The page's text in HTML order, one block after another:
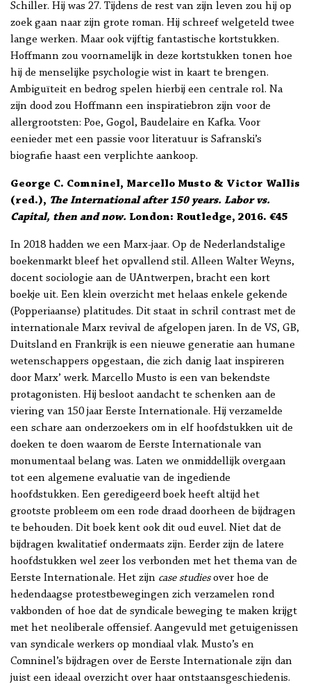
Schiller. Hij was 27. Tijdens de rest van zijn leven zou hij op
zoek gaan naar zijn grote roman. Hij schreef welgeteld twee
lange werken. Maar ook vijftig fantastische kortstukken.
Hoffmann zou voornamelijk in deze kortstukken tonen hoe
hij de menselijke psychologie wist in kaart te brengen.
Ambiguïteit en bedrog spelen hierbij een centrale rol. Na
zijn dood zou Hoffmann een inspiratiebron zijn voor de
allergrootsten: Poe, Gogol, Baudelaire en Kafka. Voor
eenieder met een passie voor literatuur is Safranski’s
biografie haast een verplichte aankoop.
George C. Comninel, Marcello Musto & Victor Wallis
(red.), The International after 150 years. Labor vs.
Capital, then and now. London: Routledge, 2016. €45
In 2018 hadden we een Marx-jaar. Op de Nederlandstalige
boekenmarkt bleef het opvallend stil. Alleen Walter Weyns,
docent sociologie aan de UAntwerpen, bracht een kort
boekje uit. Een klein overzicht met helaas enkele gekende
(Popperiaanse) platitudes. Dit staat in schril contrast met de
internationale Marx revival de afgelopen jaren. In de VS, GB,
Duitsland en Frankrijk is een nieuwe generatie aan humane
wetenschappers opgestaan, die zich danig laat inspireren
door Marx’ werk. Marcello Musto is een van bekendste
protagonisten. Hij besloot aandacht te schenken aan de
viering van 150 jaar Eerste Internationale. Hij verzamelde
een schare aan onderzoekers om in elf hoofdstukken uit de
doeken te doen waarom de Eerste Internationale van
monumentaal belang was. Laten we onmiddellijk overgaan
tot een algemene evaluatie van de ingediende
hoofdstukken. Een geredigeerd boek heeft altijd het
grootste probleem om een rode draad doorheen de bijdragen
te behouden. Dit boek kent ook dit oud euvel. Niet dat de
bijdragen kwalitatief ondermaats zijn. Eerder zijn de latere
hoofdstukken wel zeer los verbonden met het thema van de
Eerste Internationale. Het zijn case studiesover hoe de
hedendaagse protestbewegingen zich verzamelen rond
vakbonden of hoe dat de syndicale beweging te maken krijgt
met het neoliberale offensief. Aangevuld met getuigenissen
van syndicale werkers op mondiaal vlak. Musto’s en
Comninel’s bijdragen over de Eerste Internationale zijn dan
juist een ideaal overzicht over haar ontstaansgeschiedenis.